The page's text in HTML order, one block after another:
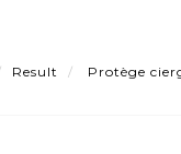
Result
Protège